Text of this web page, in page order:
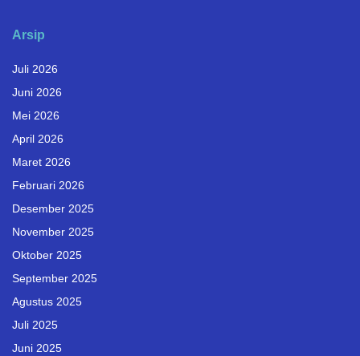
Arsip
Juli 2026
Juni 2026
Mei 2026
April 2026
Maret 2026
Februari 2026
Desember 2025
November 2025
Oktober 2025
September 2025
Agustus 2025
Juli 2025
Juni 2025